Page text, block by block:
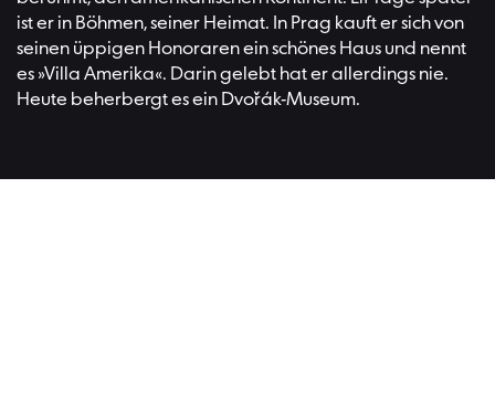
ist er in Böhmen, seiner Heimat. In Prag kauft er sich von
seinen üppigen Honoraren ein schönes Haus und nennt
es »Villa Amerika«. Darin gelebt hat er allerdings nie.
Heute beherbergt es ein Dvořák-Museum.